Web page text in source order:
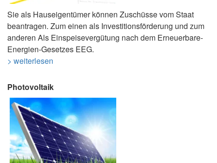
Sie als Hauseigentümer können Zuschüsse vom Staat
beantragen. Zum einen als Investitionsförderung und zum
anderen Als Einspeisevergütung nach dem Erneuerbare-
Energien-Gesetzes EEG.
> weiterlesen
Photovoltaik